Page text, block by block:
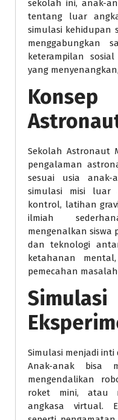
sekolah ini, anak-
tentang luar
simulasi kehidupan
menggabungkan
keterampilan
yang
Sekolah Astronaut
pengalaman
sesuai usia
simulasi misi luar
kontrol, latihan
ilmiah
mengenalkan siswa
dan teknologi
ketahanan
pemecahan
Simulasi menjadi
Anak-anak bisa
mengendalikan
roket mini, atau
angkasa virtual.